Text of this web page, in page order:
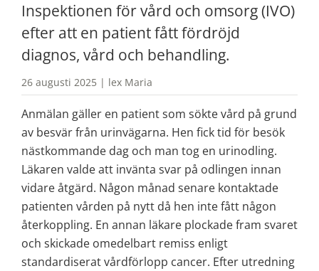
Inspektionen för vård och omsorg (IVO)
efter att en patient fått fördröjd
diagnos, vård och behandling.
26 augusti 2025 | lex Maria
Anmälan gäller en patient som sökte vård på grund
av besvär från urinvägarna. Hen fick tid för besök
nästkommande dag och man tog en urinodling.
Läkaren valde att invänta svar på odlingen innan
vidare åtgärd. Någon månad senare kontaktade
patienten vården på nytt då hen inte fått någon
återkoppling. En annan läkare plockade fram svaret
och skickade omedelbart remiss enligt
standardiserat vårdförlopp cancer. Efter utredning